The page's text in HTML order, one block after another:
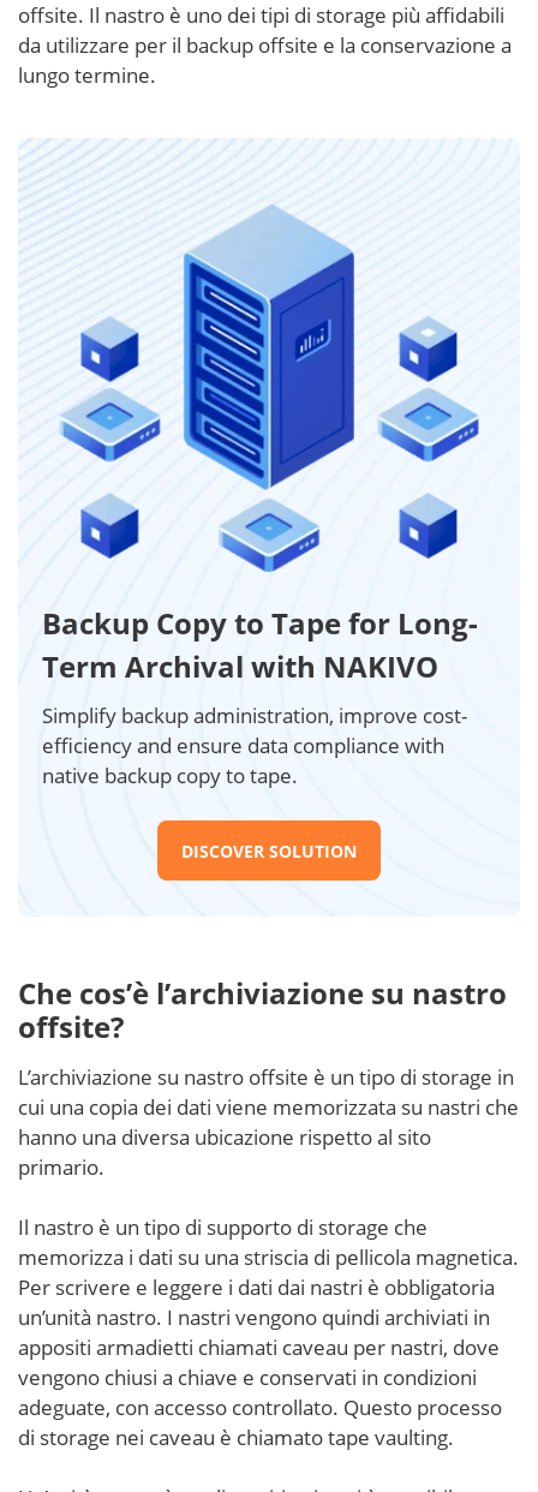
offsite. Il nastro è uno dei tipi di storage più affidabili
da utilizzare per il backup offsite e la conservazione a
lungo termine.
Backup Copy to Tape for Long-
Term Archival with NAKIVO
Simplify backup administration, improve cost-
efficiency and ensure data compliance with
native backup copy to tape.
DISCOVER SOLUTION
Che cos’è l’archiviazione su nastro
offsite?
L’archiviazione su nastro offsite è un tipo di storage in
cui una copia dei dati viene memorizzata su nastri che
hanno una diversa ubicazione rispetto al sito
primario.
Il nastro è un tipo di supporto di storage che
memorizza i dati su una striscia di pellicola magnetica.
Per scrivere e leggere i dati dai nastri è obbligatoria
un’unità nastro. I nastri vengono quindi archiviati in
appositi armadietti chiamati caveau per nastri, dove
vengono chiusi a chiave e conservati in condizioni
adeguate, con accesso controllato. Questo processo
di storage nei caveau è chiamato tape vaulting.